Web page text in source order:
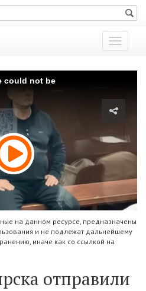
Показать
меню
could not be
на данном ресурсе, предназначены
и не подлежат дальнейшему
иначе как со ссылкой на
отправили